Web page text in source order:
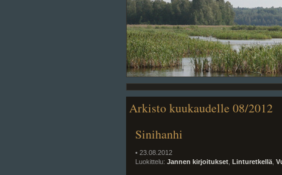
Arkisto kuukaudelle 08/2012
Sinihanhi
• 23.08.2012
Luokittelu: Jannen kirjoitukset Linturetkellä